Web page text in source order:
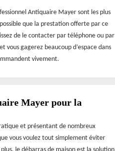
Antiquaire Mayer sont les plus
que la prestation offerte par ce
de le contacter par téléphone ou par
vous gagerez beaucoup d’espace dans
vivement.
Mayer pour la
et présentant de nombreux
vous voulez tout simplement éviter